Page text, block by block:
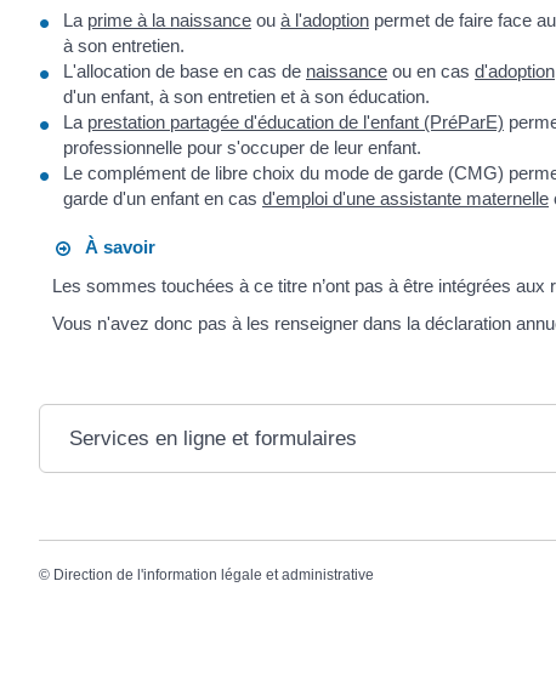
La prime à la naissance ou à l'adoption permet de faire face
à son entretien.
L'allocation de base en cas de naissance ou en cas d'adoption
d'un enfant, à son entretien et à son éducation.
La prestation partagée d'éducation de l'enfant (PréParE)
professionnelle pour s'occuper de leur enfant.
Le complément de libre choix du mode de garde (CMG)
garde d'un enfant en cas d'emploi d'une assistante maternelle
À savoir
Les sommes touchées à ce titre n’ont pas à être intégrées
Vous n'avez donc pas à les renseigner dans la déclaration
Services en ligne et formulaires
© Direction de l'information légale et administrative